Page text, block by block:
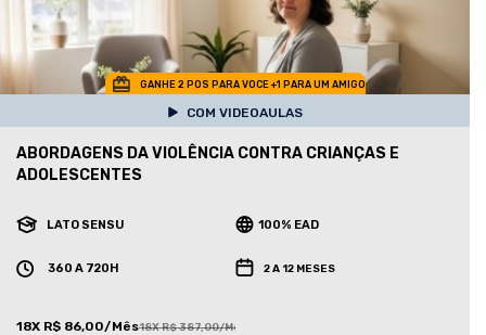
GANHE 2 POS PARA VOCE +1 PARA UM AMIGO
COM VIDEOAULAS
ABORDAGENS DA VIOLÊNCIA CONTRA CRIANÇAS E
ADOLESCENTES
LATO SENSU 100% EAD
360 A 720H 2 A 12 MESES
18X R$ 86,00/Mês18X R$ 387,00/Mês